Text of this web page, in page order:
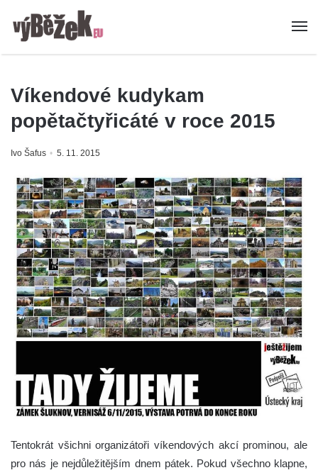
Víkendové kudykam
popětačtyřicáté v roce 2015
Ivo Šafus 5. 11. 2015
Tentokrát všichni organizátoři víkendových akcí prominou, ale
pro nás je nejdůležitějším dnem pátek. Pokud všechno klapne,